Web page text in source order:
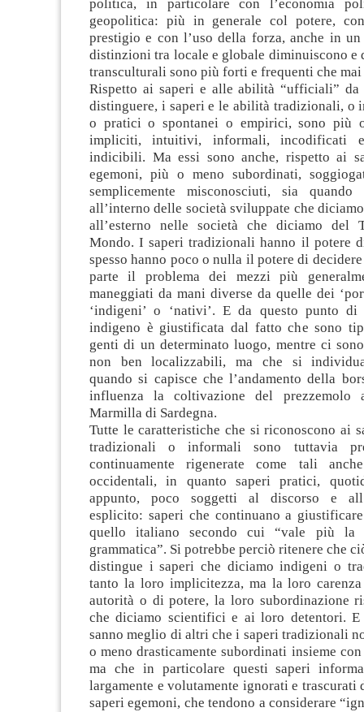
politica, in particolare con l’economia
geopolitica: più in generale col potere,
prestigio e con l’uso della forza, anche in
distinzioni tra locale e globale diminuiscono e
transculturali sono più forti e frequenti che mai
Rispetto ai saperi e alle abilità “ufficiali”
distinguere, i saperi e le abilità tradizionali, o
o pratici o spontanei o empirici, sono più
impliciti, intuitivi, informali, incodificati
indicibili. Ma essi sono anche, rispetto ai
egemoni, più o meno subordinati,
semplicemente misconosciuti, sia
all’interno delle società sviluppate che
all’esterno nelle società che diciamo del
Mondo. I saperi tradizionali hanno il potere
spesso hanno poco o nulla il potere di
parte il problema dei mezzi più
maneggiati da mani diverse da quelle dei
‘indigeni’ o ‘nativi’. E da questo punto
indigeno è giustificata dal fatto che sono
genti di un determinato luogo, mentre ci
non ben localizzabili, ma che si
quando si capisce che l’andamento della
influenza la coltivazione del prezzemolo
Marmilla di Sardegna.
Tutte le caratteristiche che si riconoscono ai
tradizionali o informali sono tuttavia
continuamente rigenerate come tali
occidentali, in quanto saperi pratici,
appunto, poco soggetti al discorso e
esplicito: saperi che continuano a
quello italiano secondo cui “vale più la
grammatica”. Si potrebbe perciò ritenere che
distingue i saperi che diciamo indigeni o
tanto la loro implicitezza, ma la loro
autorità o di potere, la loro subordinazione
che diciamo scientifici e ai loro detentori.
sanno meglio di altri che i saperi tradizionali
o meno drasticamente subordinati insieme
ma che in particolare questi saperi
largamente e volutamente ignorati e trascurati
saperi egemoni, che tendono a considerare